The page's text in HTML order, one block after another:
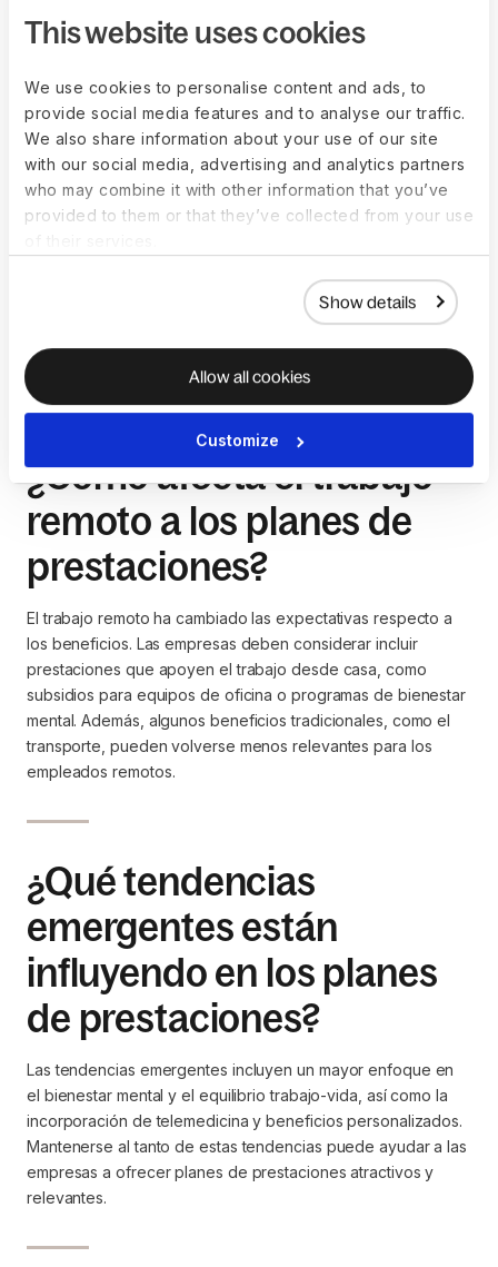
This website uses cookies
We use cookies to personalise content and ads, to
provide social media features and to analyse our traffic.
We also share information about your use of our site
with our social media, advertising and analytics partners
who may combine it with other information that you’ve
provided to them or that they’ve collected from your use
Show details
Allow all cookies
Customize
¿Qué rol juega la
tecnología en la
administración de planes
de prestaciones?
La tecnología facilita la gestión de los planes de
acceder a información y hacer cambios fácilmente. Además,
los datos dados por estas plataformas permiten a las
ofertas.
¿Cómo afecta el trabajo
remoto a los planes de
prestaciones?
El trabajo remoto ha cambiado las expectativas respecto a
los beneficios. Las empresas deben considerar incluir
prestaciones que apoyen el trabajo desde casa, como
subsidios para equipos de oficina o programas de bienestar
mental. Además, algunos beneficios tradicionales, como el
transporte, pueden volverse menos relevantes para los
empleados remotos.
¿Qué tendencias
emergentes están
influyendo en los planes
de prestaciones?
Las tendencias emergentes incluyen un mayor enfoque en
el bienestar mental y el equilibrio trabajo-vida, así como la
incorporación de telemedicina y beneficios personalizados.
Mantenerse al tanto de estas tendencias puede ayudar a las
empresas a ofrecer planes de prestaciones atractivos y
relevantes.